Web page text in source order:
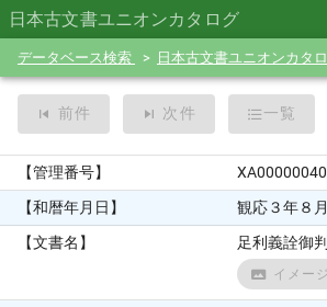
日本古文書ユニオンカタログ
データベース検索 日本古文書ユニオンカタ
前件 次件 一覧
【管理番号】
【和暦年月日】
観応３年８
【文書名】
足利義詮御
イメージ